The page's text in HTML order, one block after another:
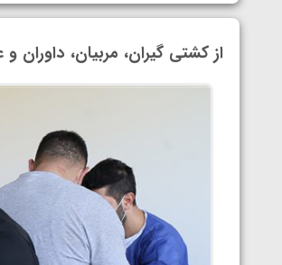
از کشتی گیران، مربیان،